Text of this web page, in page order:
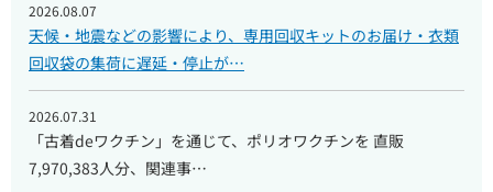
2026.08.07
天候・地震などの影響により、専用回収キットのお届け・衣類
回収袋の集荷に遅延・停止が…
2026.07.31
「古着deワクチン」を通じて、ポリオワクチンを 直販
7,970,383人分、関連事…